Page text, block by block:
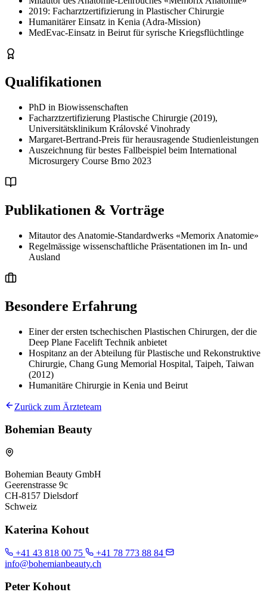
2019: Facharztzertifizierung in Plastischer Chirurgie
Humanitärer Einsatz in Kenia (Adra-Mission)
MedEvac-Einsatz in Beirut für syrische Kriegsflüchtlinge
Qualifikationen
PhD in Biowissenschaften
Facharztzertifizierung Plastische Chirurgie (2019),
Universitätsklinikum Královské Vinohrady
Margaret-Bertrand-Preis für herausragende Studienleistungen
Auszeichnung für bestes Fallbeispiel beim International
Microsurgery Course Brno 2023
Publikationen & Vorträge
Mitautor des Anatomie-Standardwerks «Memorix Anatomie»
Regelmässige wissenschaftliche Präsentationen im In- und
Ausland
Besondere Erfahrung
Einer der ersten tschechischen Plastischen Chirurgen, der die
Deep Plane Facelift Technik anbietet
Hospitanz an der Abteilung für Plastische und Rekonstruktive
Chirurgie, Chang Gung Memorial Hospital, Taipeh, Taiwan
(2012)
Humanitäre Chirurgie in Kenia und Beirut
Zurück zum Ärzteteam
Bohemian Beauty
Bohemian Beauty GmbH
Geerenstrasse 9c
CH-8157 Dielsdorf
Schweiz
Katerina Kohout
+41 43 818 00 75
+41 78 773 88 84
info@bohemianbeauty.ch
Peter Kohout